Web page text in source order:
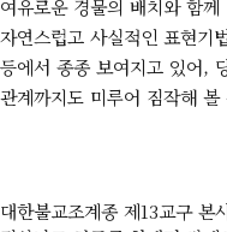
여유로운 경물의 배치와 함
자연스럽고 사실적인 표현기
등에서 종종 보여지고 있어,
관계까지도 미루어 짐작해
대한불교조계종 제13교구 본